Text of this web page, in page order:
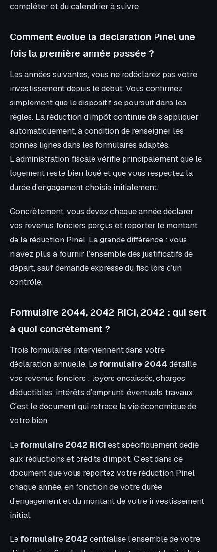
compléter et du calendrier à suivre.
Comment évolue la déclaration Pinel une
fois la première année passée ?
Les années suivantes, vous ne redéclarez pas votre
investissement depuis le début. Vous confirmez
simplement que le dispositif se poursuit dans les
règles. La réduction d’impôt continue de s’appliquer
automatiquement, à condition de renseigner les
bonnes lignes dans les formulaires adaptés.
L’administration fiscale vérifie principalement que le
logement reste bien loué et que vous respectez la
durée d’engagement choisie initialement.
Concrètement, vous devez chaque année déclarer
vos revenus fonciers perçus et reporter le montant
de la réduction Pinel. La grande différence : vous
n’avez plus à fournir l’ensemble des justificatifs de
départ, sauf demande expresse du fisc lors d’un
contrôle.
Formulaire 2044, 2042 RICI, 2042 : qui sert
à quoi concrètement ?
Trois formulaires interviennent dans votre
déclaration annuelle. Leformulaire 2044 détaille
vos revenus fonciers : loyers encaissés, charges
déductibles, intérêts d’emprunt, éventuels travaux.
C’est le document qui retrace la vie économique de
votre bien.
Leformulaire 2042 RICI est spécifiquement dédié
aux réductions et crédits d’impôt. C’est dans ce
document que vous reportez votre réduction Pinel
chaque année, en fonction de votre durée
d’engagement et du montant de votre investissement
initial.
Leformulaire 2042 centralise l’ensemble de votre